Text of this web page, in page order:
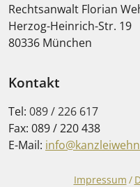
r
n
t
e
Rechtsanwalt Florian
Herzog-Heinrich-Str. 19
80336 München
Kontakt
Tel: 089 / 226 617
Fax: 089 / 220 438
E-Mail:
Impressum